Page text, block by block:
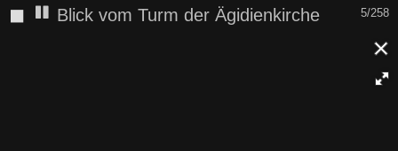
5/258
◼ Blick vom Turm der Ägidienkirche